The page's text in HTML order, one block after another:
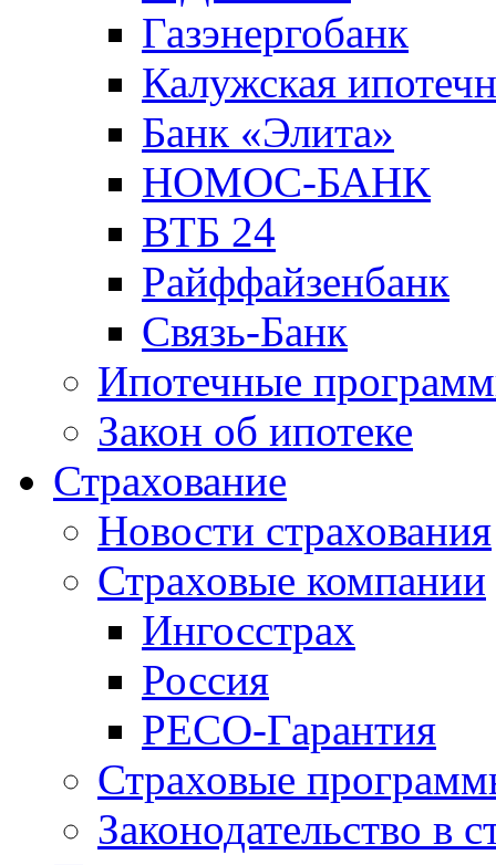
Газэнергобанк
Калужская
Банк «Элита»
НОМОС-БАНК
ВТБ 24
Райффайзенбанк
Связь-Банк
Ипотечные
Закон об ипотеке
Страхование
Новости страхования
Страховые компании
Ингосстрах
Россия
РЕСО-Гарантия
Страховые
Законодательство в